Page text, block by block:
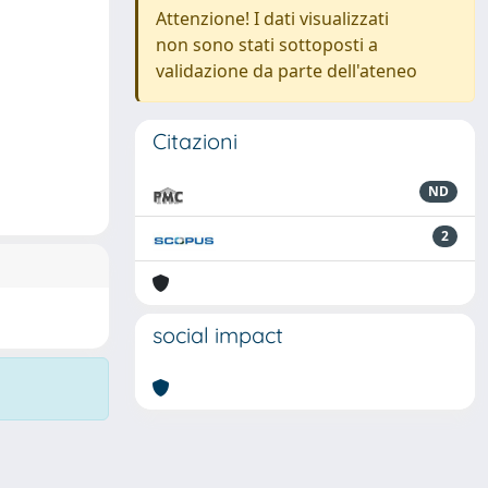
Attenzione! I dati visualizzati
non sono stati sottoposti a
validazione da parte dell'ateneo
Citazioni
ND
2
social impact